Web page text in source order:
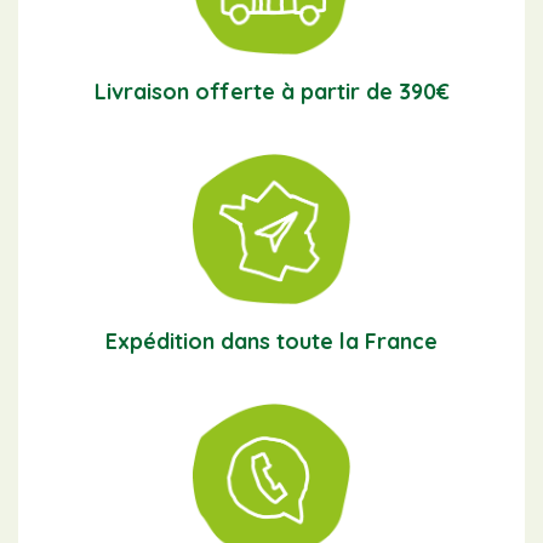
Livraison offerte à partir de 390€
Expédition dans toute la France